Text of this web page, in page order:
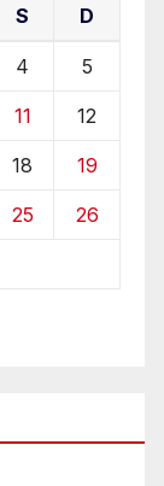
S D
4 5
11 12
18 19
25 26